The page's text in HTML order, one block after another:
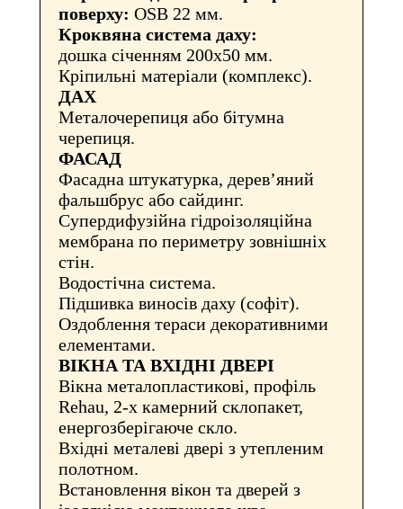
поверху: OSB 22 мм.
Кроквяна система даху:
дошка січенням 200х50 мм.
Кріпильні матеріали (комплекс).
ДАХ
Металочерепиця або бітумна
черепиця.
ФАСАД
Фасадна штукатурка, дерев’яний
фальшбрус або сайдинг.
Супердифузійна гідроізоляційна
мембрана по периметру зовнішніх
стін.
Водостічна система.
Підшивка виносів даху (софіт).
Оздоблення тераси декоративними
елементами.
ВІКНА ТА ВХІДНІ ДВЕРІ
Вікна металопластикові, профіль
Rehau, 2-х камерний склопакет,
енергозберігаюче скло.
Вхідні металеві двері з утепленим
полотном.
Встановлення вікон та дверей з